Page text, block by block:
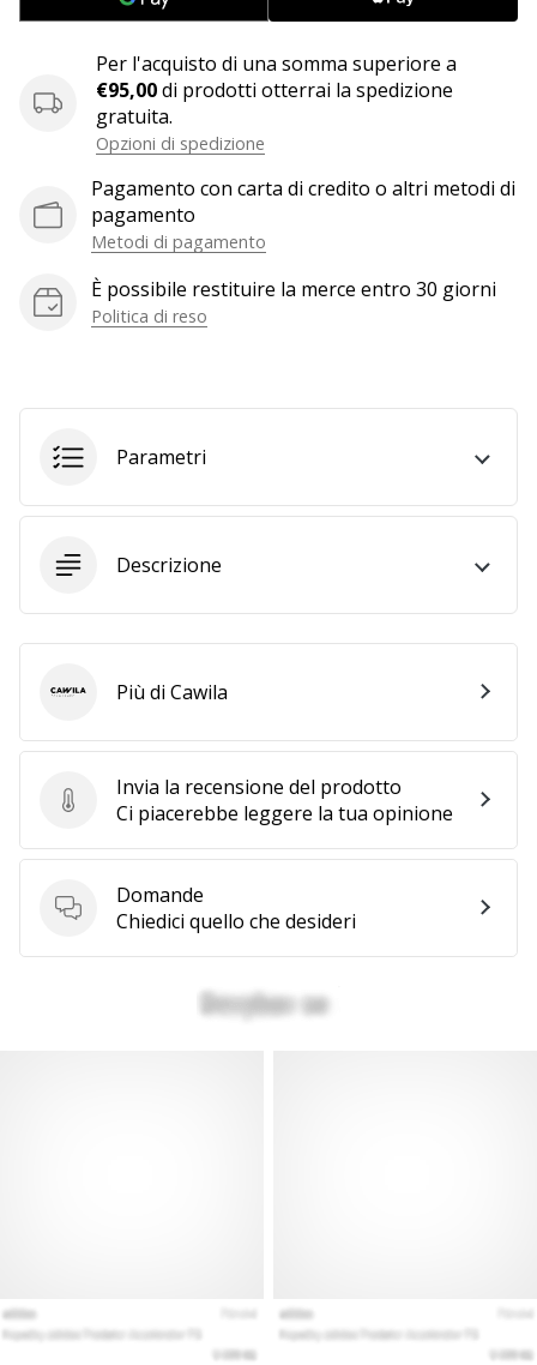
Fa’
generino
profitto.
tutti gli
articoli
Per l'acquisto di una somma superiore a
€95,00di prodotti otterrai la spedizione
gratuita.
Opzioni di spedizione
Pagamento con carta di credito o altri metodi di
pagamento
Metodi di pagamento
È possibile restituire la merce entro 30 giorni
Politica di reso
Parametri
Descrizione
Invia la recensione del prodotto
Invia la recensione del prodotto
Ci piacerebbe leggere la tua opinione
Domande
Domande
Chiedici quello che desideri
CawilaPiù di Cawila